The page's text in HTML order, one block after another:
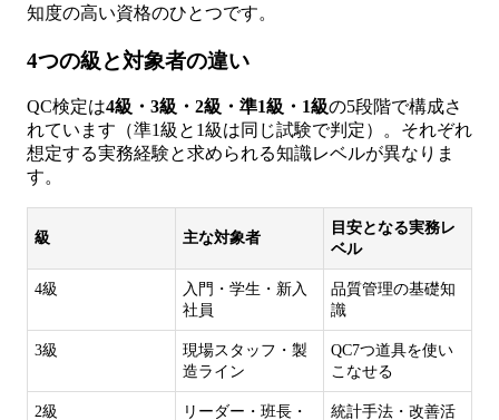
知度の高い資格のひとつです。
4つの級と対象者の違い
QC検定は4級・3級・2級・準1級・1級の5段階で構成さ
れています（準1級と1級は同じ試験で判定）。それぞれ
想定する実務経験と求められる知識レベルが異なりま
す。
級 主な対象者
目安となる実務レ
ベル
4級
入門・学生・新入
社員
品質管理の基礎知
識
3級
現場スタッフ・製
造ライン
QC7つ道具を使い
こなせる
2級
リーダー・班長・
統計手法・改善活